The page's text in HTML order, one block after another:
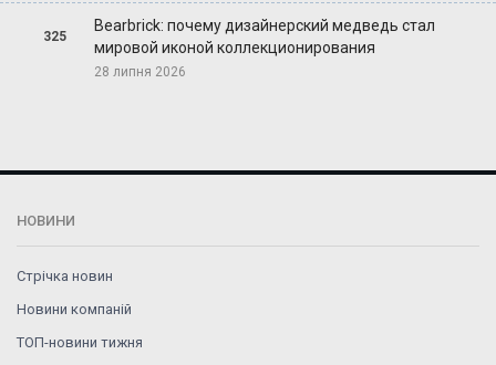
325
Bearbrick: почему дизайнерский медведь стал
мировой иконой коллекционирования
28 липня 2026
НОВИНИ
Стрічка новин
Новини компаній
ТОП-новини тижня